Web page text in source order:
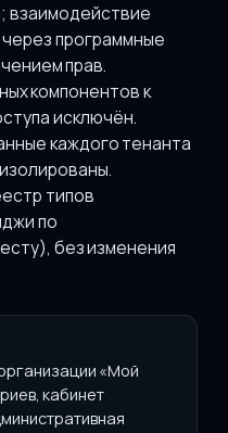
взаимодействие
программные
прав.
компонентов к
исключён.
каждого тенанта
типов
по
без изменения
«Мой
кабинет